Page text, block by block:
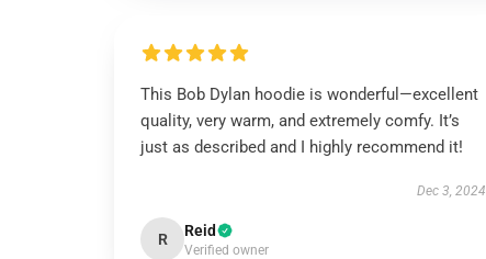
This Bob Dylan hoodie is wonderful—excellent
quality, very warm, and extremely comfy. It’s
just as described and I highly recommend it!
Dec 3, 2024
R Reid
Verified owner